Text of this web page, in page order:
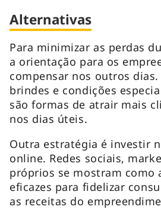
Alternativas
Para minimizar as perdas
a orientação para os
compensar nos outros dias.
brindes e condições
são formas de atrair mais
nos dias úteis.
Outra estratégia é investir
online. Redes sociais,
próprios se mostram como
eficazes para fidelizar
as receitas do